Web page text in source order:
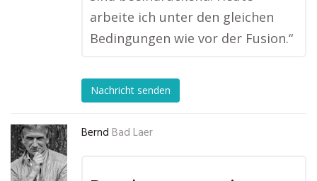
arbeite ich unter den gleichen
Bedingungen wie vor der Fusion.“
Nachricht senden
Bernd Bad Laer